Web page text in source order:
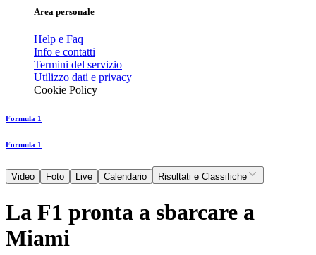
Area personale
Help e Faq
Info e contatti
Termini del servizio
Utilizzo dati e privacy
Cookie Policy
Formula 1
Formula 1
Video Foto Live Calendario Risultati e Classifiche
La F1 pronta a sbarcare a
Miami